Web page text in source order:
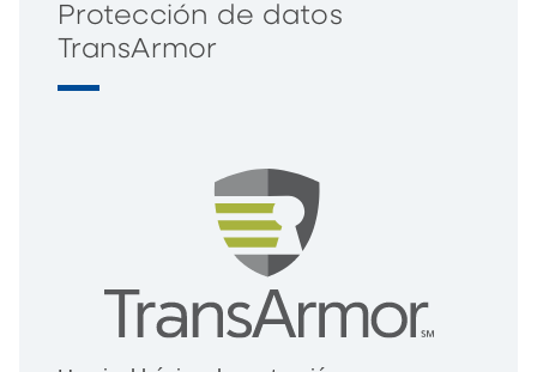
Protección de datos
TransArmor